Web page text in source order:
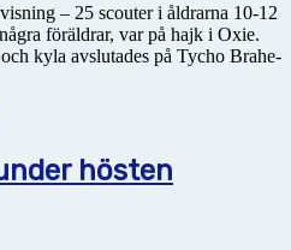
– 25 scouter i åldrarna 10-12
föräldrar, var på hajk i Oxie.
kyla avslutades på Tycho Brahe-
hösten